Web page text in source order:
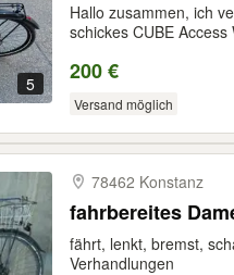
5
Hallo zusammen, ich
schickes CUBE Access
200 €
Versand möglich
78462 Konstanz
fahrbereites
fährt, lenkt, bremst,
Verhandlungen